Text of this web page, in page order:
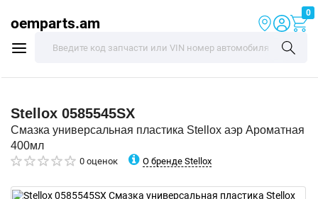
oemparts.am
0
Stellox 0585545SX
Смазка универсальная пластика Stellox аэр Ароматная
400мл
0 оценок О бренде Stellox